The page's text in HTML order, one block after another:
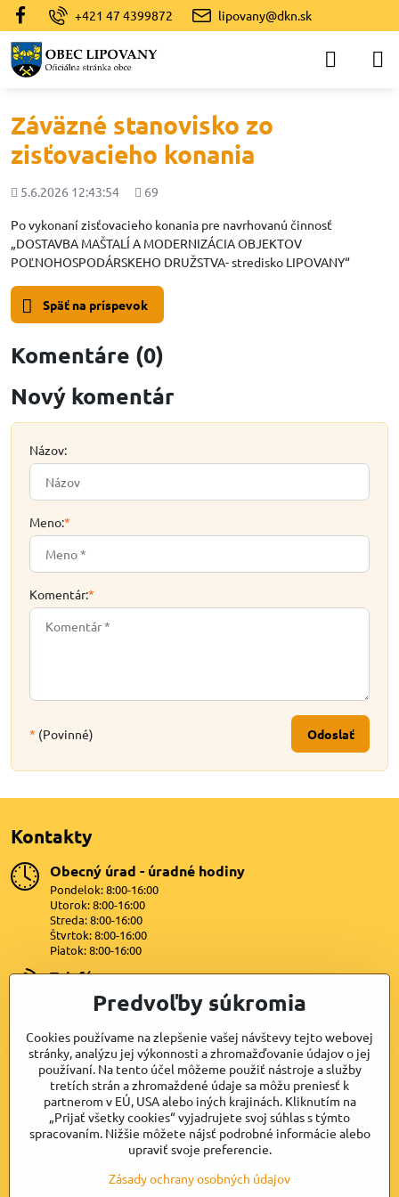
+421 47 4399872 lipovany@dkn.sk
Záväzné stanovisko zo
zisťovacieho konania
Pridané
5.6.2026 12:43:54
Počet
69
Po vykonaní zisťovacieho konania pre navrhovanú činnosť
„DOSTAVBA MAŠTALÍ A MODERNIZÁCIA OBJEKTOV
POĽNOHOSPODÁRSKEHO DRUŽSTVA- stredisko LIPOVANY“
Späť na príspevok
Komentáre (0)
Nový komentár
Názov:
Meno:*
Komentár:*
* (Povinné) Odoslať
Kontakty
Obecný úrad - úradné hodiny
Pondelok: 8:00-16:00
Utorok: 8:00-16:00
Streda: 8:00-16:00
Štvrtok: 8:00-16:00
Piatok: 8:00-16:00
Telefón
+421 47 4399872
lipovany@dkn.sk
Facebook
Samospráva
Užitočné odkazy
Predvoľby súkromia
Cookies používame na zlepšenie vašej návštevy tejto webovej
stránky, analýzu jej výkonnosti a zhromažďovanie údajov o jej
používaní. Na tento účel môžeme použiť nástroje a služby
tretích strán a zhromaždené údaje sa môžu preniesť k
partnerom v EÚ, USA alebo iných krajinách. Kliknutím na
„Prijať všetky cookies“ vyjadrujete svoj súhlas s týmto
spracovaním. Nižšie môžete nájsť podrobné informácie alebo
upraviť svoje preferencie.
Zásady ochrany osobných údajov